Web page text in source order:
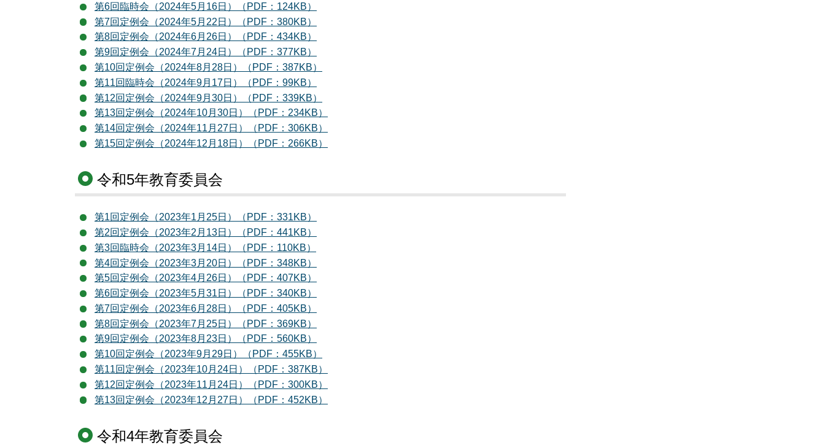
第6回臨時会（2024年5月16日）（PDF：124KB）
第7回定例会（2024年5月22日）（PDF：380KB）
第8回定例会（2024年6月26日）（PDF：434KB）
第9回定例会（2024年7月24日）（PDF：377KB）
第10回定例会（2024年8月28日）（PDF：387KB）
第11回臨時会（2024年9月17日）（PDF：99KB）
第12回定例会（2024年9月30日）（PDF：339KB）
第13回定例会（2024年10月30日）（PDF：234KB）
第14回定例会（2024年11月27日）（PDF：306KB）
第15回定例会（2024年12月18日）（PDF：266KB）
令和5年教育委員会
第1回定例会（2023年1月25日）（PDF：331KB）
第2回定例会（2023年2月13日）（PDF：441KB）
第3回臨時会（2023年3月14日）（PDF：110KB）
第4回定例会（2023年3月20日）（PDF：348KB）
第5回定例会（2023年4月26日）（PDF：407KB）
第6回定例会（2023年5月31日）（PDF：340KB）
第7回定例会（2023年6月28日）（PDF：405KB）
第8回定例会（2023年7月25日）（PDF：369KB）
第9回定例会（2023年8月23日）（PDF：560KB）
第10回定例会（2023年9月29日）（PDF：455KB）
第11回定例会（2023年10月24日）（PDF：387KB）
第12回定例会（2023年11月24日）（PDF：300KB）
第13回定例会（2023年12月27日）（PDF：452KB）
令和4年教育委員会